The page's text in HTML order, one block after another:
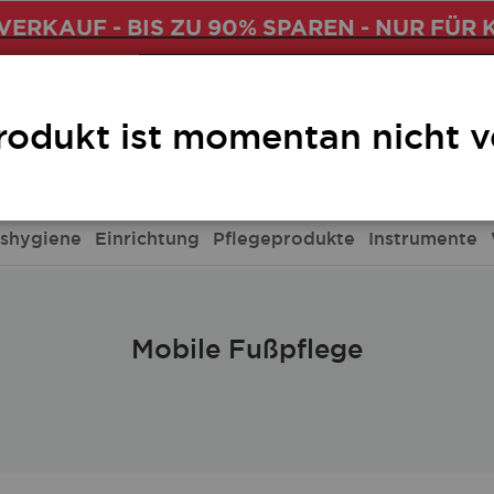
- BIS ZU 90% SPAREN - NUR FÜR
Einrichtung Pflegeprodukte Instrumente
Mobile Fußpflege
ist momentan nicht